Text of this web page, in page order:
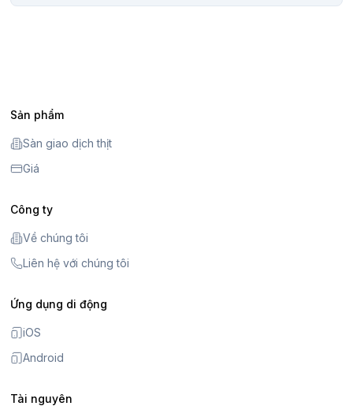
Sản phẩm
Sàn giao dịch thịt
Giá
Công ty
Về chúng tôi
Liên hệ với chúng tôi
Ứng dụng di động
iOS
Android
Tài nguyên